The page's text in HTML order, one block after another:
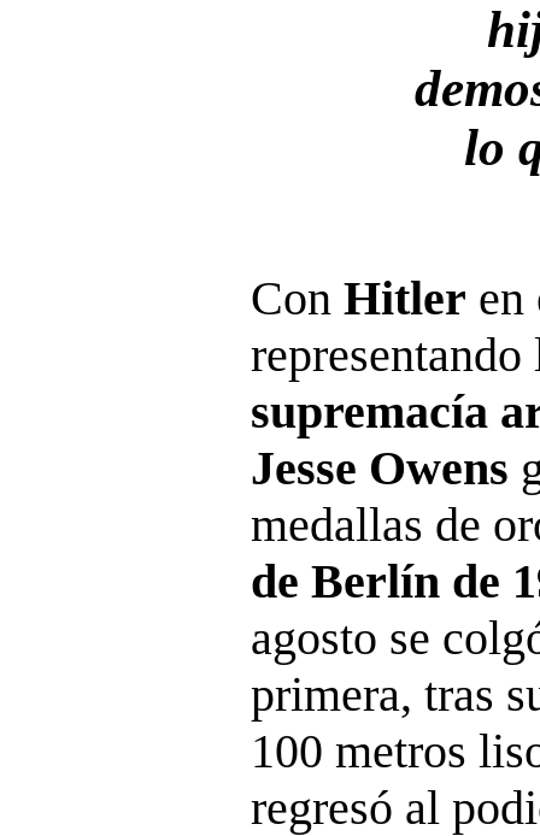
lo
Con Hitler en
supremacía
Jesse Owens
medallas de
de Berlín de
agosto se
primera, tras
100 metros
regresó al